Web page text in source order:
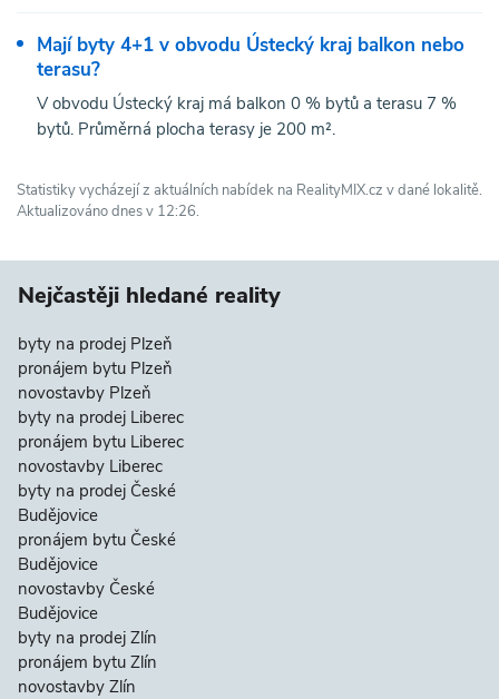
Mají byty 4+1 v obvodu Ústecký kraj balkon nebo
terasu?
V obvodu Ústecký kraj má balkon 0 % bytů a terasu 7 %
bytů. Průměrná plocha terasy je 200 m².
Statistiky vycházejí z aktuálních nabídek na RealityMIX.cz v dané lokalitě.
Aktualizováno dnes v 12:26.
Nejčastěji hledané reality
byty na prodej Plzeň
pronájem bytu Plzeň
novostavby Plzeň
byty na prodej Liberec
pronájem bytu Liberec
novostavby Liberec
byty na prodej České
Budějovice
pronájem bytu České
Budějovice
novostavby České
Budějovice
byty na prodej Zlín
pronájem bytu Zlín
novostavby Zlín